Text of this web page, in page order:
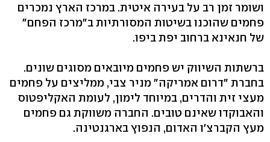
ושומר זמן רב על בעירה איטית. במרכז הארץ נמכרים
פחמים שהוכנו בשיטות המסורתיות ב"מרכז הפחם"
של חנאינא ברחוב יפת ביפו.
ברשתות השיווק יש פחמים מיובאים מסוגים שונים.
בחברת "דרום אמריקה" מניר צבי, ממליצים על פחמים
מעצי זית והדרים, במיוחד לימון, לעומת האקליפטוס
והאבוקדו שאינם טובים. החברה משווקת גם פחמים
מעץ הקברצ'ו האדום, הנפוץ בארגנטינה.